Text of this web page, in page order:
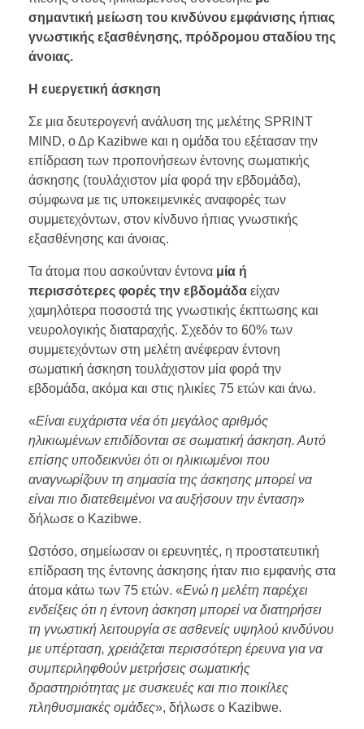
σημαντική μείωση του κινδύνου εμφάνισης ήπιας
γνωστικής εξασθένησης, πρόδρομου σταδίου της
άνοιας.
Η ευεργετική άσκηση
Σε μια δευτερογενή ανάλυση της μελέτης SPRINT
MIND, ο Δρ Kazibwe και η ομάδα του εξέτασαν την
επίδραση των προπονήσεων έντονης σωματικής
άσκησης (τουλάχιστον μία φορά την εβδομάδα),
σύμφωνα με τις υποκειμενικές αναφορές των
συμμετεχόντων, στον κίνδυνο ήπιας γνωστικής
εξασθένησης και άνοιας.
Τα άτομα που ασκούνταν έντονα μία ή
περισσότερες φορές την εβδομάδα είχαν
χαμηλότερα ποσοστά της γνωστικής έκπτωσης και
νευρολογικής διαταραχής. Σχεδόν το 60% των
συμμετεχόντων στη μελέτη ανέφεραν έντονη
σωματική άσκηση τουλάχιστον μία φορά την
εβδομάδα, ακόμα και στις ηλικίες 75 ετών και άνω.
«Είναι ευχάριστα νέα ότι μεγάλος αριθμός
ηλικιωμένων επιδίδονται σε σωματική άσκηση. Αυτό
επίσης υποδεικνύει ότι οι ηλικιωμένοι που
αναγνωρίζουν τη σημασία της άσκησης μπορεί να
είναι πιο διατεθειμένοι να αυξήσουν την ένταση»
δήλωσε ο Kazibwe.
Ωστόσο, σημείωσαν οι ερευνητές, η προστατευτική
επίδραση της έντονης άσκησης ήταν πιο εμφανής στα
άτομα κάτω των 75 ετών. «Ενώ η μελέτη παρέχει
ενδείξεις ότι η έντονη άσκηση μπορεί να διατηρήσει
τη γνωστική λειτουργία σε ασθενείς υψηλού κινδύνου
με υπέρταση, χρειάζεται περισσότερη έρευνα για να
συμπεριληφθούν μετρήσεις σωματικής
δραστηριότητας με συσκευές και πιο ποικίλες
πληθυσμιακές ομάδες», δήλωσε ο Kazibwe.